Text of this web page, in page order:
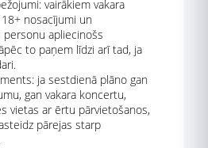
vairākiem vakara
nosacījumi un
personu apliecinošs
to paņem līdzi arī tad, ja
ja sestdienā plāno gan
gan vakara koncertu,
vietas ar ērtu pārvietošanos,
pārejas starp